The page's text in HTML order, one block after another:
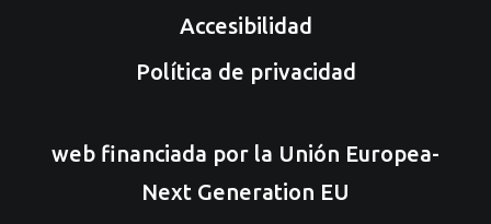
Accesibilidad
Política de privacidad
web financiada por la Unión Europea-
Next Generation EU